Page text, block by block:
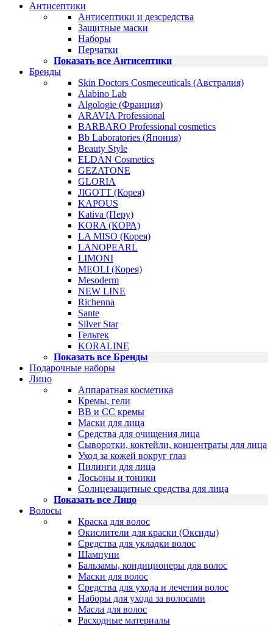
Антисептики
Антисептики и дезсредства
Защитные маски
Наборы
Перчатки
Показать все Антисептики
Бренды
Skin Doctors Cosmeceuticals (Австралия)
Alabino Lab
Algologie (Франция)
ARAVIA Professional
BARBARO Professional cosmetics
Bb Laboratories (Япония)
Beauty Style
ELDAN Cosmetics
GEZATONE
GLORIA
JIGOTT (Корея)
KAPOUS
Kativa (Перу)
KORA (КОРА)
LA MISO (Корея)
LANOPEARL
LIMONI
MEOLI (Корея)
Mesoderm
NEW LINE
Richenna
Sante
Silver Star
Гельтек
KORALINE
Показать все Бренды
Подарочные наборы
Лицо
Аппаратная косметика
Кремы, гели
BB и CC кремы
Маски для лица
Средства для очищения лица
Сыворотки, коктейли, концентраты для лица
Уход за кожей вокруг глаз
Пилинги для лица
Лосьоны и тоники
Солнцезащитные средства для лица
Показать все Лицо
Волосы
Краска для волос
Окислители для краски (Оксиды)
Средства для укладки волос
Шампуни
Бальзамы, кондиционеры для волос
Маски для волос
Средства для ухода и лечения волос
Наборы для ухода за волосами
Масла для волос
Расходные материалы